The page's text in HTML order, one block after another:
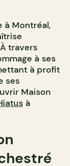
à Montréal,
travers
à ses
à profit
ses
Maison
à